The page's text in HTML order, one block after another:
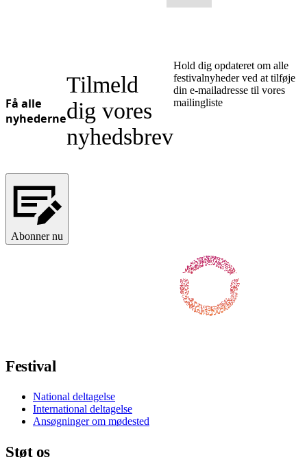
Få alle
nyhederne
Tilmeld
dig vores
nyhedsbrev
Hold dig opdateret om alle
festivalnyheder ved at tilføje
din e-mailadresse til vores
mailingliste
Abonner nu
Festival
National deltagelse
International deltagelse
Ansøgninger om mødested
Støt os